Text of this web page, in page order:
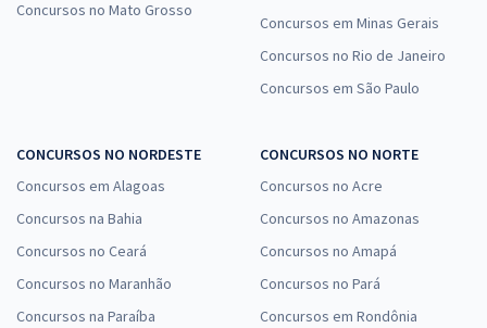
Concursos no Mato Grosso
Concursos em Minas Gerais
Concursos no Rio de Janeiro
Concursos em São Paulo
CONCURSOS NO NORDESTE
Concursos em Alagoas
Concursos na Bahia
Concursos no Ceará
Concursos no Maranhão
Concursos na Paraíba
CONCURSOS NO NORTE
Concursos no Acre
Concursos no Amazonas
Concursos no Amapá
Concursos no Pará
Concursos em Rondônia